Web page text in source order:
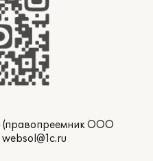
(правопреемник ООО
websol@1c.ru